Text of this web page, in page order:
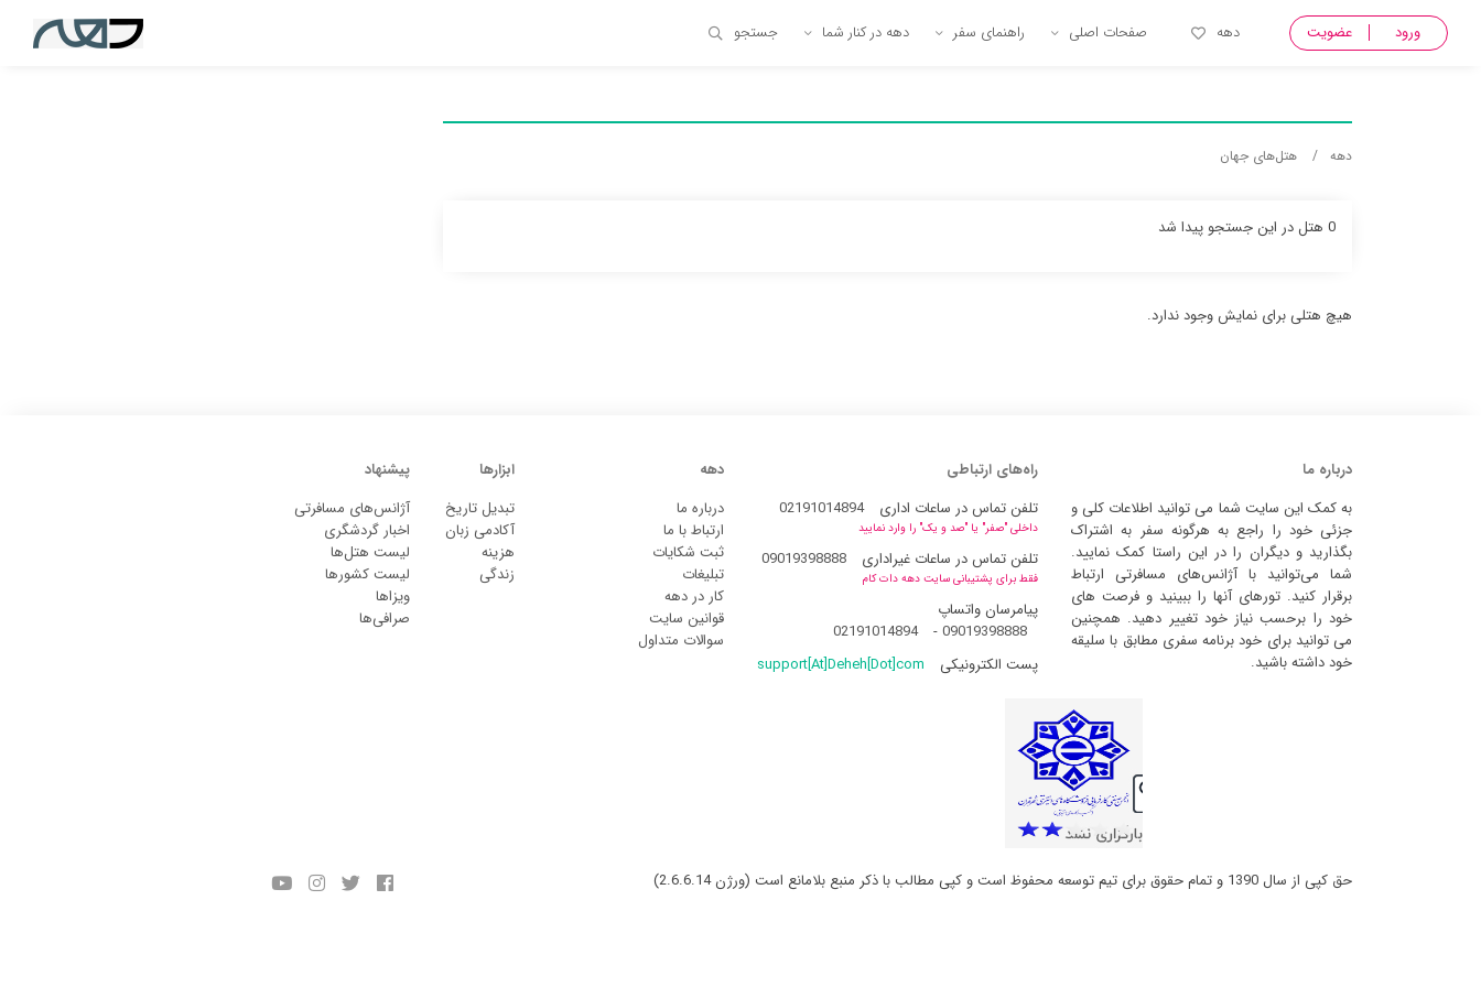
ورود عضویت دهه صفحات اصلی راهنمای سفر دهه در کنار شما جستجو
دهه هتل‌های جهان
0 هتل در این جستجو پیدا شد
هیچ هتلی برای نمایش وجود ندارد.
درباره ما
به کمک این سایت شما می توانید اطلاعات کلی و
جزئی خود را راجع به هرگونه سفر به اشتراک
بگذارید و دیگران را در این راستا کمک نمایید.
شما می‌توانید با آژانس‌های مسافرتی ارتباط
برقرار کنید. تورهای آنها را ببینید و فرصت های
خود را برحسب نیاز خود تغییر دهید. همچنین
می توانید برای خود برنامه سفری مطابق با سلیقه
خود داشته باشید.
راه‌های ارتباطی
تلفن تماس در ساعات اداری
02191014894
داخلی "صفر" یا "صد و یک" را وارد نمایید
تلفن تماس در ساعات غیراداری 09019398888
فقط برای پشتیبانی سایت دهه دات کام
پیامرسان واتساپ
09019398888
-
02191014894
پست الکترونیکی
support[At]Deheh[Dot]com
دهه
درباره ما
ارتباط با ما
ثبت شکایات
تبلیغات
کار در دهه
قوانین سایت
سوالات متداول
ابزارها
تبدیل تاریخ
آکادمی زبان
هزینه
زندگی
پیشنهاد
آژانس‌های مسافرتی
اخبار گردشگری
لیست هتل‌ها
لیست کشورها
ویزاها
صرافی‌ها
حق کپی از سال 1390 و تمام حقوق برای تیم توسعه محفوظ است و کپی مطالب با ذکر منبع بلامانع است (ورژن 2.6.6.14)